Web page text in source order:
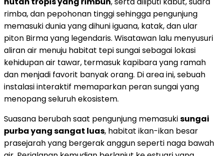
rimba, dan pepohonan tinggi sehingga pengunjung
memasuki dunia yang dihuni iguana, katak, dan ular
piton Birma yang legendaris. Wisatawan lalu menyusuri
aliran air menuju habitat tepi sungai sebagai lokasi
kehidupan air tawar, termasuk kapibara yang ramah
dan menjadi favorit banyak orang. Di area ini, sebuah
instalasi interaktif memaparkan peran sungai yang
menopang seluruh ekosistem.
Suasana berubah saat pengunjung memasukisungai
purba yang sangat luas, habitat ikan-ikan besar
prasejarah yang bergerak anggun seperti naga bawah